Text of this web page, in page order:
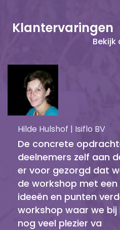
Klantervaringen
Bekijk
Hilde Hulshof | Isiflo BV
De concrete
deelnemers zelf aan
er voor gezorgd dat
de workshop met
ideeën en punten
workshop waar we bij
nog veel plezier va